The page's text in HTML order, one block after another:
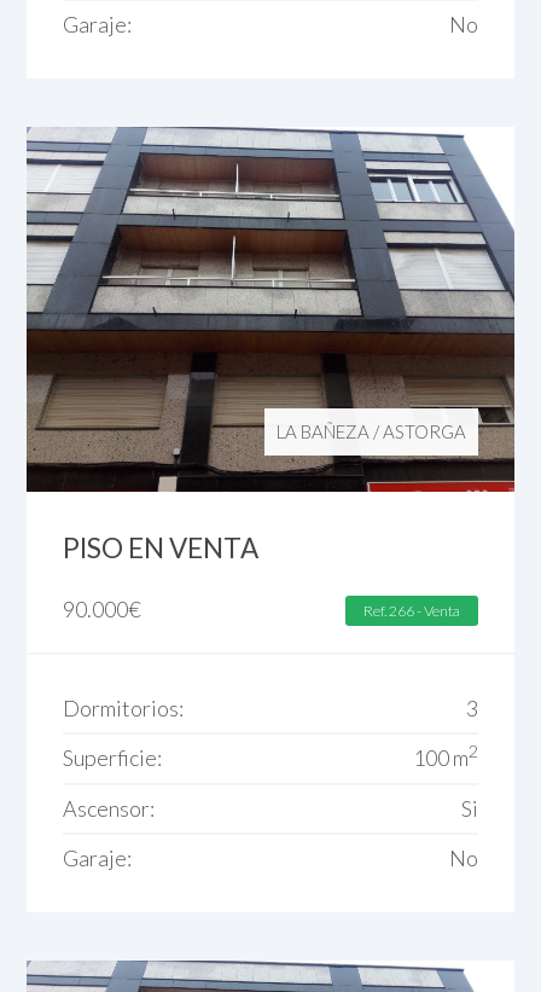
Garaje:
No
LA BAÑEZA /ASTORGA
PISO EN VENTA
90.000€ Ref. 266 - Venta
Dormitorios:
3
Superficie:
100 m2
Ascensor:
Si
Garaje:
No